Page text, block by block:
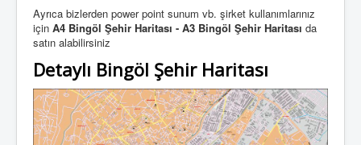
Ayrıca bizlerden power point sunum vb. şirket kullanımlarınız
için A4 Bingöl Şehir Haritası - A3 Bingöl Şehir Haritası da
satın alabilirsiniz
Detaylı Bingöl Şehir Haritası